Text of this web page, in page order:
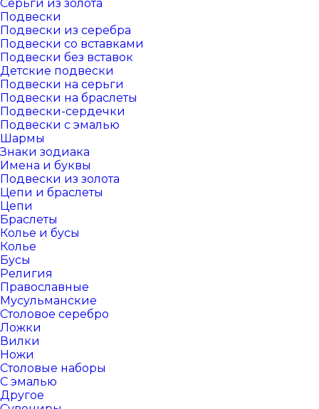
Серьги из золота
Подвески
Подвески из серебра
Подвески со вставками
Подвески без вставок
Детские подвески
Подвески на серьги
Подвески на браслеты
Подвески-сердечки
Подвески с эмалью
Шармы
Знаки зодиака
Имена и буквы
Подвески из золота
Цепи и браслеты
Цепи
Браслеты
Колье и бусы
Колье
Бусы
Религия
Православные
Мусульманские
Столовое серебро
Ложки
Вилки
Ножи
Столовые наборы
С эмалью
Другое